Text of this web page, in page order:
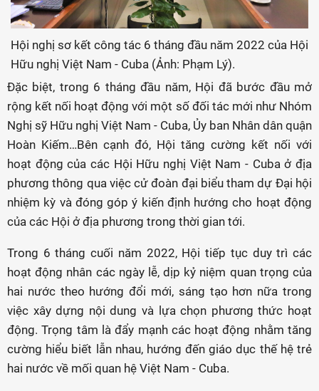
Hội nghị sơ kết công tác 6 tháng đầu năm 2022 của Hội
Hữu nghị Việt Nam - Cuba (Ảnh: Phạm Lý).
Đặc biệt, trong 6 tháng đầu năm, Hội đã bước đầu mở
rộng kết nối hoạt động với một số đối tác mới như Nhóm
Nghị sỹ Hữu nghị Việt Nam - Cuba, Ủy ban Nhân dân quận
Hoàn Kiếm…Bên cạnh đó, Hội tăng cường kết nối với
hoạt động của các Hội Hữu nghị Việt Nam - Cuba ở địa
phương thông qua việc cử đoàn đại biểu tham dự Đại hội
nhiệm kỳ và đóng góp ý kiến định hướng cho hoạt động
của các Hội ở địa phương trong thời gian tới.
Trong 6 tháng cuối năm 2022, Hội tiếp tục duy trì các
hoạt động nhân các ngày lễ, dịp kỷ niệm quan trọng của
hai nước theo hướng đổi mới, sáng tạo hơn nữa trong
việc xây dựng nội dung và lựa chọn phương thức hoạt
động. Trọng tâm là đẩy mạnh các hoạt động nhằm tăng
cường hiểu biết lẫn nhau, hướng đến giáo dục thế hệ trẻ
hai nước về mối quan hệ Việt Nam - Cuba.